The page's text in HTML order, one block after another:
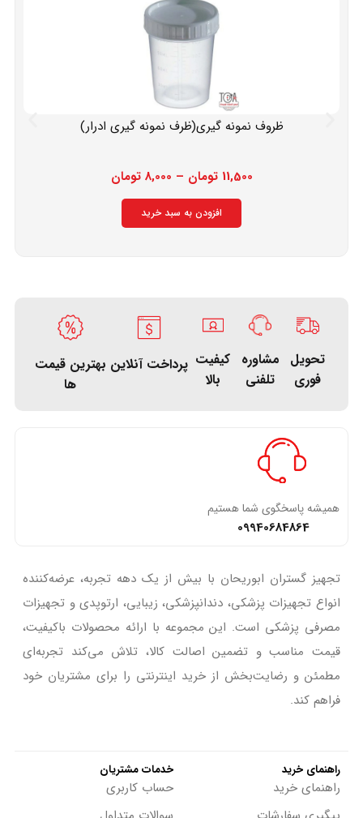
ظروف نمونه گیری(ظرف نمونه گیری ادرار)
11,500 تومان –
8,000 تومان
افزودن به سبد خرید
تحویل
فوری
مشاوره
تلفنی
کیفیت
بالا
پرداخت آنلاین بهترین قیمت
ها
تجهیز گستران ابوریحان با بیش از یک دهه تجربه، عرضه‌کننده
انواع تجهیزات پزشکی، دندانپزشکی، زیبایی، ارتوپدی و تجهیزات
مصرفی پزشکی است. این مجموعه با ارائه محصولات باکیفیت،
قیمت مناسب و تضمین اصالت کالا، تلاش می‌کند تجربه‌ای
مطمئن و رضایت‌بخش از خرید اینترنتی را برای مشتریان خود
فراهم کند.
همیشه پاسخگوی شما هستیم
09940684864
راهنمای خرید
راهنمای خرید
خدمات مشتریان
حساب کاربری